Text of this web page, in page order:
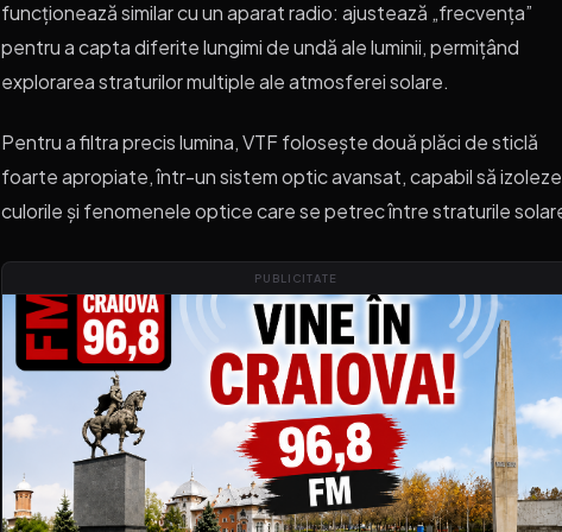
funcționează similar cu un aparat radio: ajustează „frecvența”
pentru a capta diferite lungimi de undă ale luminii, permițând
explorarea straturilor multiple ale atmosferei solare.
Pentru a filtra precis lumina, VTF folosește două plăci de sticlă
foarte apropiate, într-un sistem optic avansat, capabil să izoleze
culorile și fenomenele optice care se petrec între straturile
PUBLICITATE